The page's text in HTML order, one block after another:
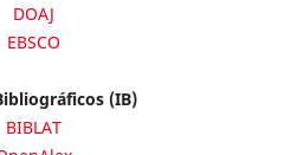
DOAJ
EBSCO
(IB)
BIBLAT